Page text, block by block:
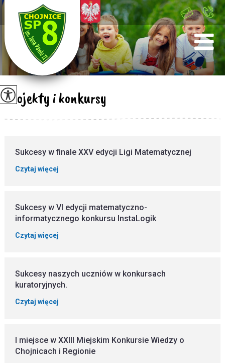
Projekty i konkursy
Sukcesy w finale XXV edycji Ligi Matematycznej
Czytaj więcej
Sukcesy w VI edycji matematyczno-
informatycznego konkursu InstaLogik
Czytaj więcej
Sukcesy naszych uczniów w konkursach
kuratoryjnych.
Czytaj więcej
I miejsce w XXIII Miejskim Konkursie Wiedzy o
Chojnicach i Regionie